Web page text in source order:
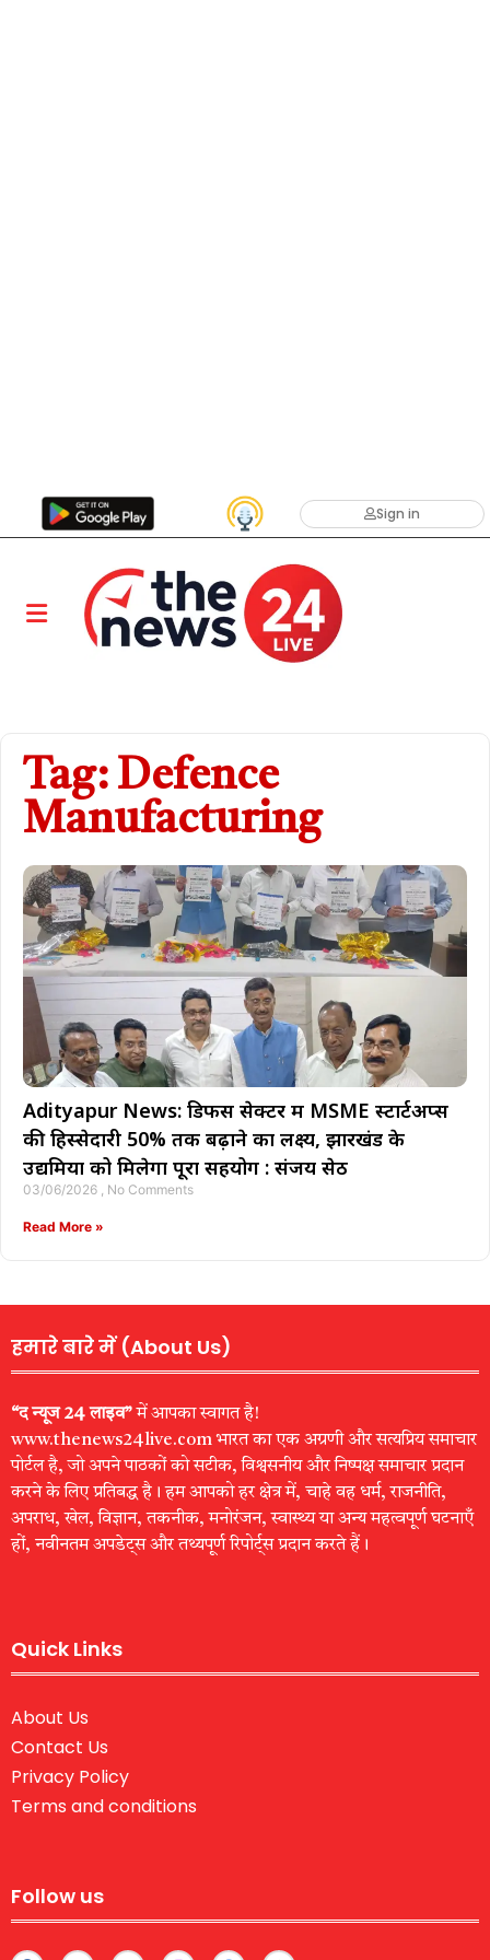
Sign in
Tag: Defence
Manufacturing
Adityapur News: डिफेंस सेक्टर में MSME स्टार्टअप्स
की हिस्सेदारी 50% तक बढ़ाने का लक्ष्य, झारखंड के
उद्यमियों को मिलेगा पूरा सहयोग : संजय सेठ
03/06/2026 No Comments
Read More »
हमारे बारे में (About Us)
“द न्यूज 24 लाइव”में आपका स्वागत है!
www.thenews24live.com भारत का एक अग्रणी और सत्यप्रिय समाचार
पोर्टल है, जो अपने पाठकों को सटीक, विश्वसनीय और निष्पक्ष समाचार प्रदान
करने के लिए प्रतिबद्ध है। हम आपको हर क्षेत्र में, चाहे वह धर्म, राजनीति,
अपराध, खेल, विज्ञान, तकनीक, मनोरंजन, स्वास्थ्य या अन्य महत्वपूर्ण घटनाएँ
हों, नवीनतम अपडेट्स और तथ्यपूर्ण रिपोर्ट्स प्रदान करते हैं।
Quick Links
About Us
Contact Us
Privacy Policy
Terms and conditions
Follow us